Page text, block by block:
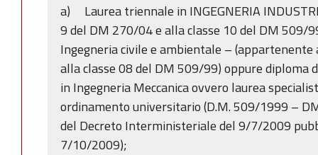
a) Laurea triennale in INGEGNERIA
9 del DM 270/04 e alla classe 10 del DM 509/
Ingegneria civile e ambientale –
alla classe 08 del DM 509/99) oppure diploma
in Ingegneria Meccanica ovvero laurea
ordinamento universitario (D.M. 509/1999 –
del Decreto Interministeriale del 9/7/2009
7/10/2009);